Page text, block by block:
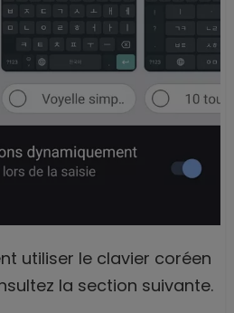
utiliser le clavier coréen
la section suivante.